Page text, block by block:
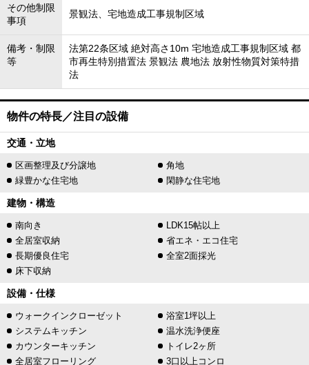
その他制限
事項
景観法、宅地造成工事規制区域
備考・制限
等
法第22条区域 絶対高さ10m 宅地造成工事規制区域 都
市再生特別措置法 景観法 農地法 放射性物質対策特措
法
物件の特長／注目の設備
交通・立地
区画整理及び分譲地
角地
緑豊かな住宅地
閑静な住宅地
建物・構造
南向き
LDK15帖以上
全居室収納
省エネ・エコ住宅
長期優良住宅
全室2面採光
床下収納
設備・仕様
ウォークインクローゼット
浴室1坪以上
システムキッチン
温水洗浄便座
カウンターキッチン
トイレ2ヶ所
全居室フローリング
3口以上コンロ